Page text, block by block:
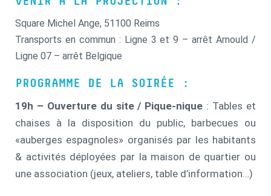
Square Michel Ange, 51100 Reims
Transports en commun : Ligne 3 et 9 – arrêt Arnould /
Ligne 07 – arrêt Belgique
PROGRAMME DE LA SOIRÉE :
19h – Ouverture du site / Pique-nique : Tables et
chaises à la disposition du public, barbecues ou
«auberges espagnoles» organisés par les habitants
& activités déployées par la maison de quartier ou
une association (jeux, ateliers, table d’information…)